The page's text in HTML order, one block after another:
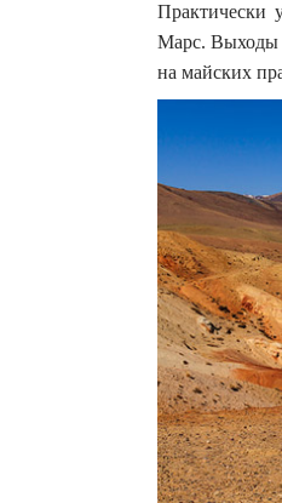
Практически
Марс. Выходы
на майских